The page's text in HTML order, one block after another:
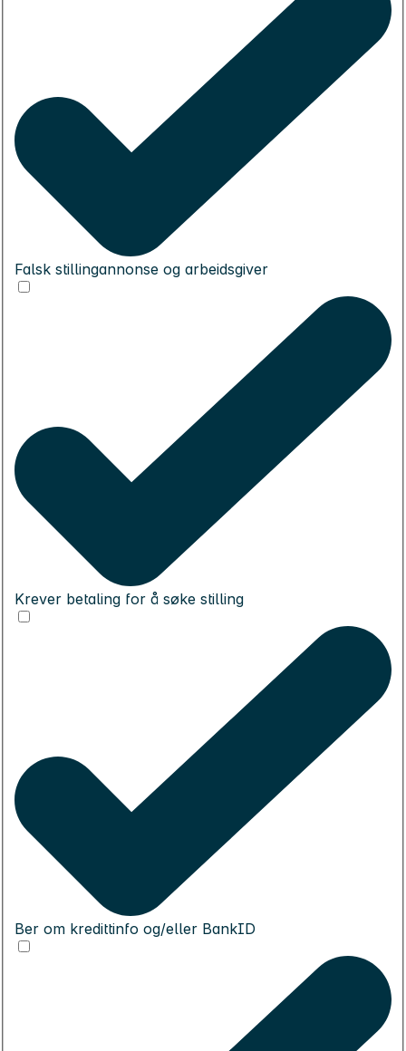
Falsk stillingannonse og arbeidsgiver
Krever betaling for å søke stilling
Ber om kredittinfo og/eller BankID